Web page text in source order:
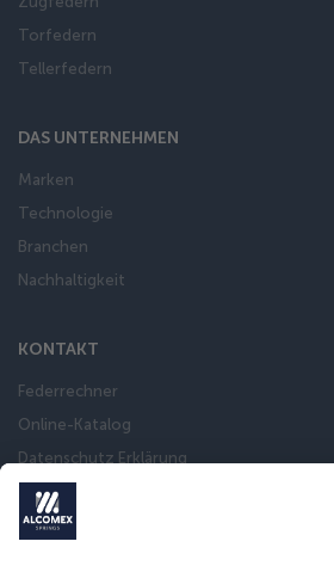
Torfedern
Tellerfedern
DAS UNTERNEHMEN
Marken
Technologie
Branchen
Nachhaltigkeit
KONTAKT
Federrechner
Online-Katalog
Datenschutz Erklärung
Impressum
Allgemeine Verkaufsbedingungen